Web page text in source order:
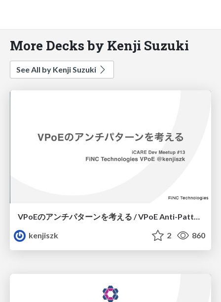
More Decks by Kenji Suzuki
See All by Kenji Suzuki
VPoEのアンチパターンを考える / VPoE Anti-Pattern
kenjiszk
2 860